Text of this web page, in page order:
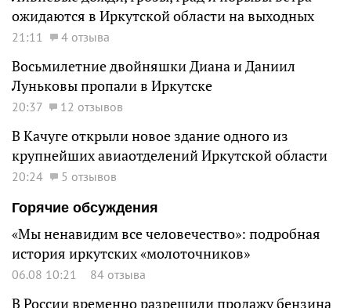
ожидаются в Иркутской области на выходных
21:11 4 отзыва
Восьмилетние двойняшки Диана и Даниил
Луньковы пропали в Иркутске
20:37 12 отзывов
В Качуге открыли новое здание одного из
крупнейших авиаотделений Иркутской области
20:24
5 отзывов
Горячие обсуждения
«Мы ненавидим все человечество»: подробная
история иркутских «молоточников»
06.08 10:21 84 отзыва
В России временно разрешили продажу бензина